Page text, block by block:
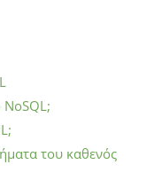
του καθενός